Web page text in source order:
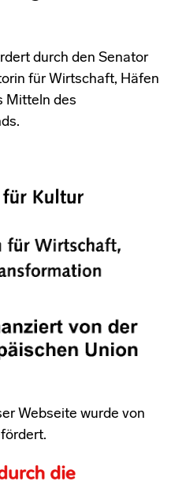
durch den Senator
für Wirtschaft, Häfen
Mitteln des
Webseite wurde von